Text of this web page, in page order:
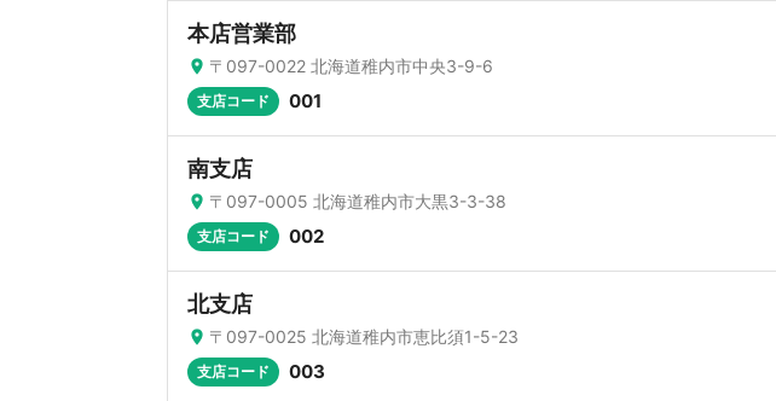
本店営業部
〒097-0022 北海道稚内市中央3-9-6
支店コード 001
南支店
〒097-0005 北海道稚内市大黒3-3-38
支店コード 002
北支店
〒097-0025 北海道稚内市恵比須1-5-23
支店コード 003